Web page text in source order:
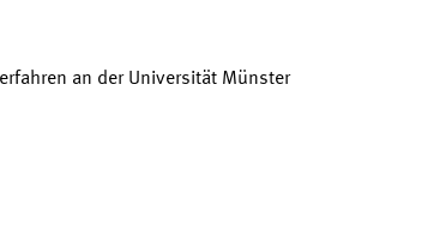
an der Universität Münster